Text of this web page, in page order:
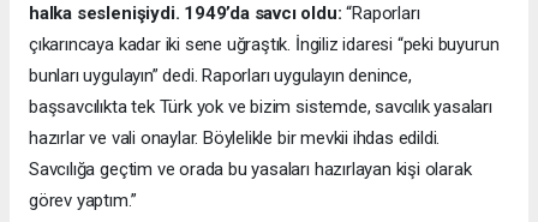
halka seslenişiydi. 1949’da savcı oldu:“Raporları
çıkarıncaya kadar iki sene uğraştık. İngiliz idaresi “peki buyurun
bunları uygulayın” dedi. Raporları uygulayın denince,
başsavcılıkta tek Türk yok ve bizim sistemde, savcılık yasaları
hazırlar ve vali onaylar. Böylelikle bir mevkii ihdas edildi.
Savcılığa geçtim ve orada bu yasaları hazırlayan kişi olarak
görev yaptım.”